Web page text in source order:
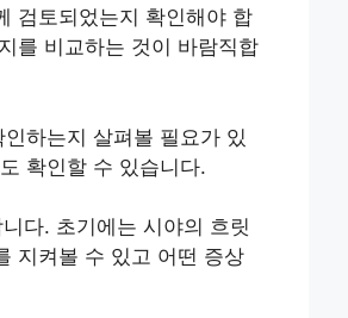
검토되었는지 확인해야 합
를 비교하는 것이 바람직합
하는지 살펴볼 필요가 있
확인할 수 있습니다.
다. 초기에는 시야의 흐릿
지켜볼 수 있고 어떤 증상